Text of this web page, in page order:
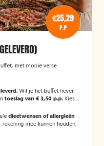
€25,29
P.P
met mooie verse
Wil je het buffet liever
toeslag van € 3,50 p.p. Kies
dieetwensen of allergieën
mee kunnen houden.